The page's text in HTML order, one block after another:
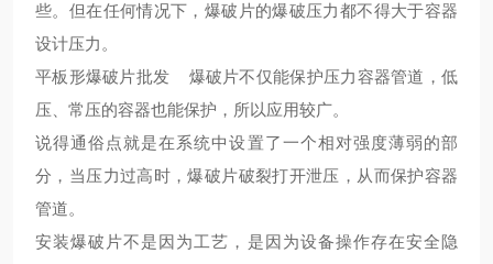
些。但在任何情况下，爆破片的爆破压力都不得大于容器
设计压力。
平板形爆破片批发 爆破片不仅能保护压力容器管道，低
压、常压的容器也能保护，所以应用较广。
说得通俗点就是在系统中设置了一个相对强度薄弱的部
分，当压力过高时，爆破片破裂打开泄压，从而保护容器
管道。
安装爆破片不是因为工艺，是因为设备操作存在安全隐